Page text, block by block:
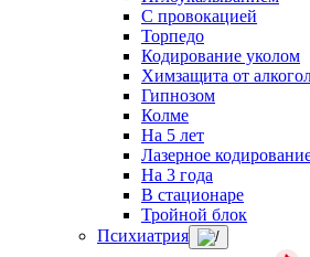
С провокацией
Торпедо
Кодирование уколом
Химзащита от
Гипнозом
Колме
На 5 лет
Лазерное
На 3 года
В стационаре
Тройной блок
Психиатрия